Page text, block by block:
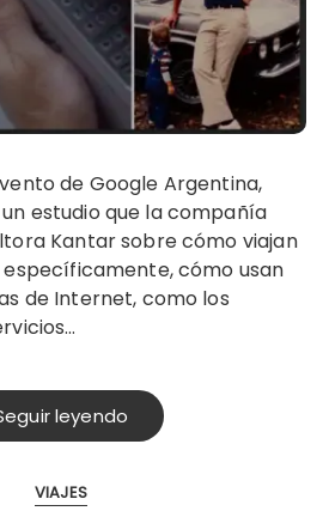
estudio que la compañía
Kantar sobre cómo viajan
específicamente, cómo usan
de Internet, como los
leyendo
VIAJES